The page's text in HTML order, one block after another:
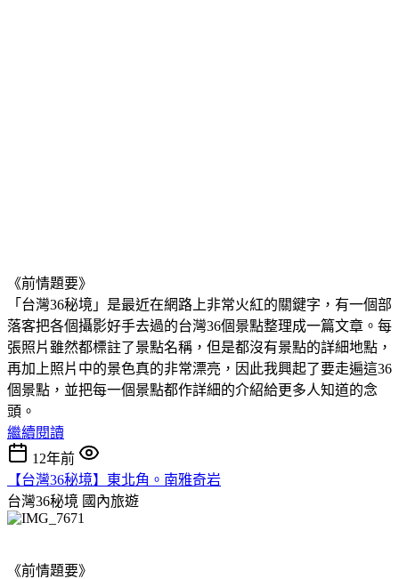
《前情題要》
「台灣36秘境」是最近在網路上非常火紅的關鍵字，有一個部
落客把各個攝影好手去過的台灣36個景點整理成一篇文章。每
張照片雖然都標註了景點名稱，但是都沒有景點的詳細地點，
再加上照片中的景色真的非常漂亮，因此我興起了要走遍這36
個景點，並把每一個景點都作詳細的介紹給更多人知道的念
頭。
繼續閱讀
12年前
【台灣36秘境】東北角。南雅奇岩
台灣36秘境 國內旅遊
《前情題要》